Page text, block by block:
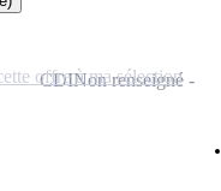
CDINon renseigné
offre à ma sélection